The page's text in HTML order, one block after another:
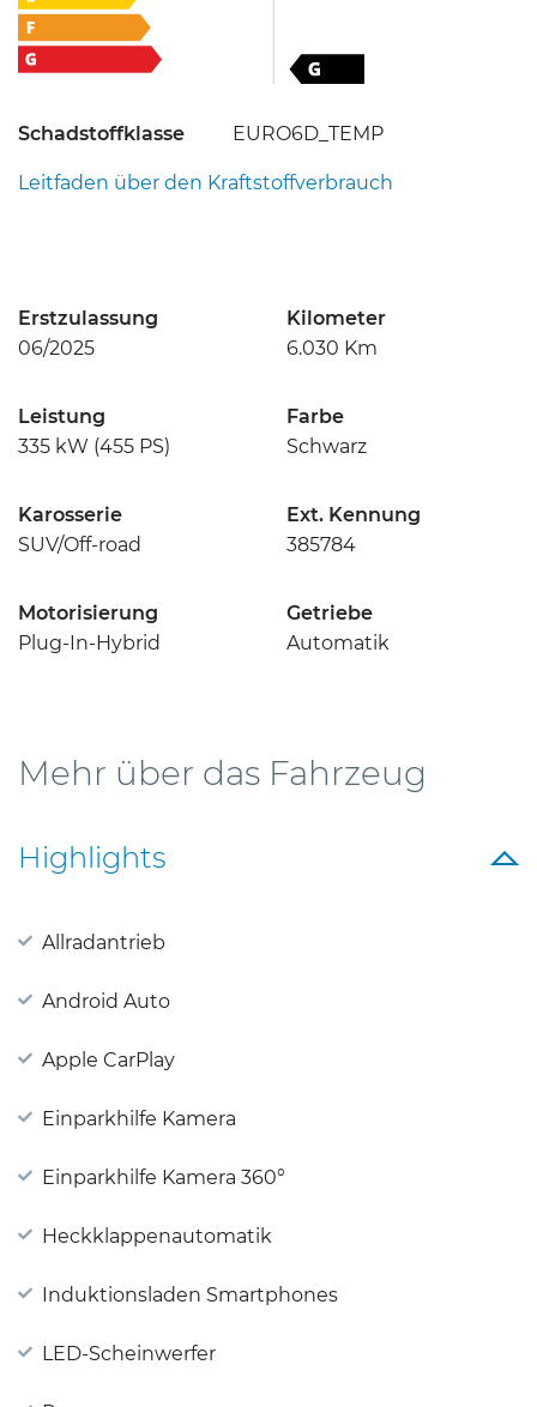
Schadstoffklasse EURO6D_TEMP
Leitfaden über den Kraftstoffverbrauch
Erstzulassung
06/2025
Kilometer
6.030 Km
Leistung
335 kW (455 PS)
Farbe
Schwarz
Karosserie
SUV/Off-road
Ext. Kennung
385784
Motor­isierung
Plug-In-Hybrid
Getriebe
Automatik
Mehr über das Fahrzeug
Highlights
Allradantrieb
Android Auto
Apple CarPlay
Einparkhilfe Kamera
Einparkhilfe Kamera 360°
Heckklappenautomatik
Induktionsladen Smartphones
LED-Scheinwerfer